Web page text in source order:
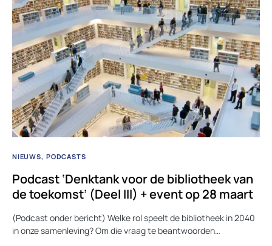
NIEUWS PODCASTS
Podcast ‘Denktank voor de bibliotheek van
de toekomst’ (Deel III) + event op 28 maart
(Podcast onder bericht) Welke rol speelt de bibliotheek in 2040
in onze samenleving? Om die vraag te beantwoorden…